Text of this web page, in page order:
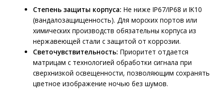
Степень защиты корпуса: Не ниже IP67/IP68 и IK10
(вандалозащищенность). Для морских портов или
химических производств обязательны корпуса из
нержавеющей стали с защитой от коррозии.
Светочувствительность: Приоритет отдается
матрицам с технологией обработки сигнала при
сверхнизкой освещенности, позволяющим сохранять
цветное изображение ночью без шумов.